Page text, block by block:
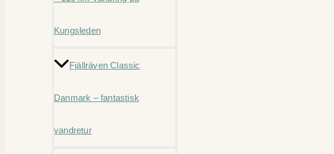
Kungsleden
Fjällräven Classic
Danmark – fantastisk
vandretur